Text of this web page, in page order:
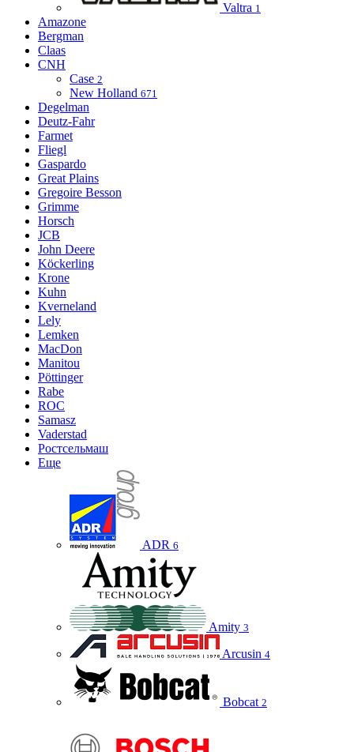
Valtra 1
Amazone
Bergman
Claas
CNH
Case 2
New Holland 671
Degelman
Deutz-Fahr
Farmet
Fliegl
Gaspardo
Great Plains
Gregoire Besson
Grimme
Horsch
JCB
John Deere
Köckerling
Krone
Kuhn
Kverneland
Lely
Lemken
MacDon
Manitou
Pöttinger
Rabe
ROC
Samasz
Vaderstad
Ростсельмаш
Еще
ADR 6
Amity 3
Arcusin 4
Bobcat 2